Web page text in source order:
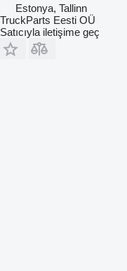
Estonya, Tallinn
TruckParts Eesti OÜ
Satıcıyla iletişime geç